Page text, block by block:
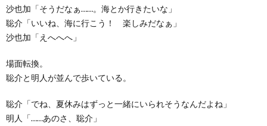
沙也加「そうだなぁ……。海とか行きたいな」
聡介「いいね、海に行こう！ 楽しみだなぁ」
沙也加「えへへへ」
場面転換。
聡介と明人が並んで歩いている。
聡介「でね、夏休みはずっと一緒にいられそうなんだよね」
明人「……あのさ、聡介」